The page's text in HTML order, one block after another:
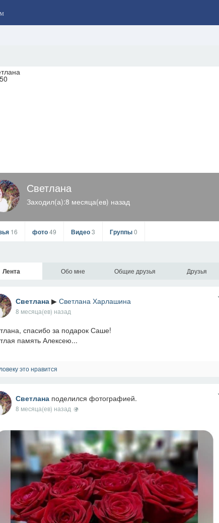
Светлана
Заходил(а):8 месяца(ев) назад
16 фото49 Видео3 Группы0
Лента Обо мне Общие друзья Друзья
Светлана ▶Светлана Харлашина
8 месяца(ев) назад
спасибо за подарок Саше!
память Алексею...
это нравится
Светлана поделился фотографией.
8 месяца(ев) назад